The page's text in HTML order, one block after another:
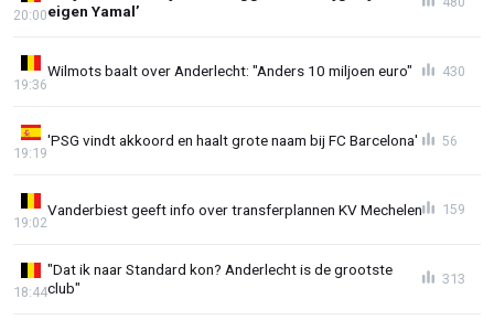
eigen Yamal’
20:00
Wilmots baalt over Anderlecht: "Anders 10 miljoen euro"
19:36
430
'PSG vindt akkoord en haalt grote naam bij FC Barcelona'
19:19
56
Vanderbiest geeft info over transferplannen KV Mechelen
19:02
159
"Dat ik naar Standard kon? Anderlecht is de grootste
club"
18:44
313